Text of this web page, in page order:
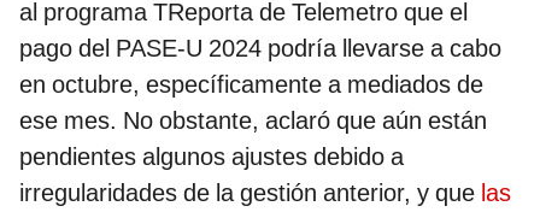
al programa TReporta de Telemetro que el
pago del PASE-U 2024 podría llevarse a cabo
en octubre, específicamente a mediados de
ese mes. No obstante, aclaró que aún están
pendientes algunos ajustes debido a
irregularidades de la gestión anterior, y que las